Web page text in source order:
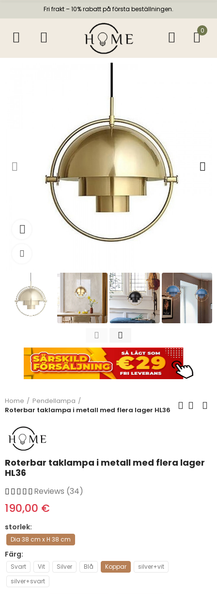
Fri frakt – 10% rabatt på första beställningen.
0
Watch video
Home
Pendellampa
Roterbar taklampa i metall med flera lager HL36
Roterbar taklampa i metall med flera lager
HL36
Reviews (34)
190,00 €
storlek
Dia 38 cm x H 38 cm
Färg
Svart Vit Silver Blå Koppar
silver+vit
silver+svart